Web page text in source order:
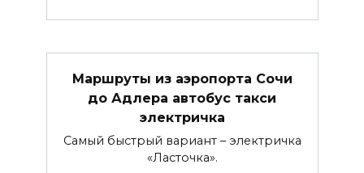
Маршруты из аэропорта Сочи
до Адлера автобус такси
электричка
Самый быстрый вариант – электричка
«Ласточка».